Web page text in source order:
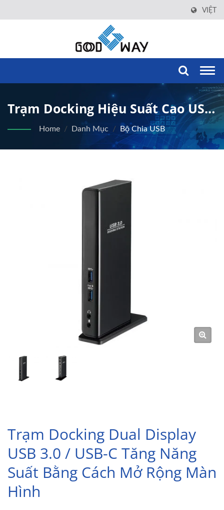
VIỆT
Trạm Docking Hiệu Suất Cao USB
3.0/USB-C Hỗ Trợ Hai Màn Hình
Home / Danh Mục / Bộ Chia USB
Trạm Docking Dual Display
USB 3.0 / USB-C Tăng Năng
Suất Bằng Cách Mở Rộng Màn
Hình